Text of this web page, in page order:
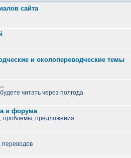
сайта
и околопереводческие темы
читать через полгода
и форума
проблемы, предложения
переводов